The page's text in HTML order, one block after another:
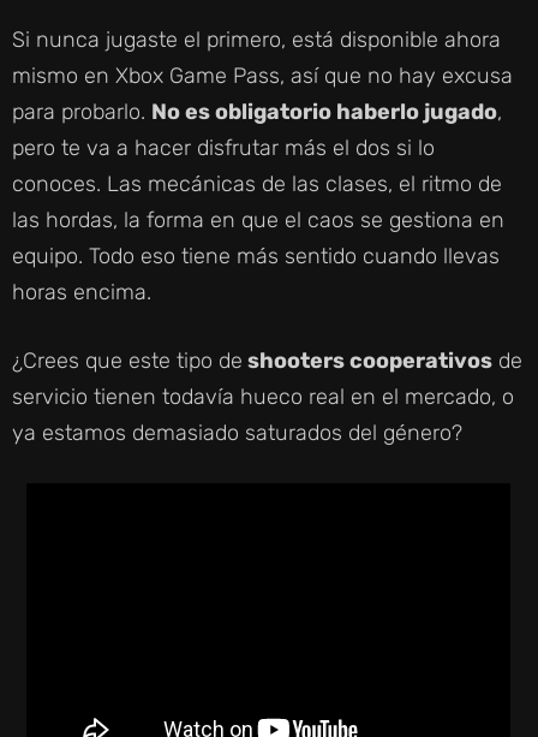
Si nunca jugaste el primero, está disponible ahora
mismo en Xbox Game Pass, así que no hay excusa
para probarlo. No es obligatorio haberlo jugado,
pero te va a hacer disfrutar más el dos si lo
conoces. Las mecánicas de las clases, el ritmo de
las hordas, la forma en que el caos se gestiona en
equipo. Todo eso tiene más sentido cuando llevas
horas encima.
¿Crees que este tipo de shooters cooperativos de
servicio tienen todavía hueco real en el mercado, o
ya estamos demasiado saturados del género?